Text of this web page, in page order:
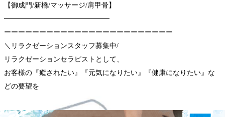
【御成門/新橋/マッサージ/肩甲骨】
━━━━━━━━━━━━━━━
ーーーーーーーーーーーーーーーーーーーーーーーー
＼リラクゼーションスタッフ募集中/
リラクゼーションセラピストとして、
お客様の『癒されたい』『元気になりたい』『健康になりたい』な
どの要望を
施術を通じてサポートするお仕事です♪